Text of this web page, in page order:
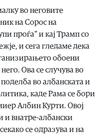
во неговите
на Сорос на
проѓа“ и кај Трамп со
и сега гледаме дека
обоени
Ова се случува во
во албанската и
каде Рама се бори
Албин Курти. Овој
и внатре-албански
се одразува и на